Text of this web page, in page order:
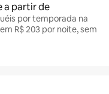
a partir de
por temporada na
R$ 203 por noite, sem